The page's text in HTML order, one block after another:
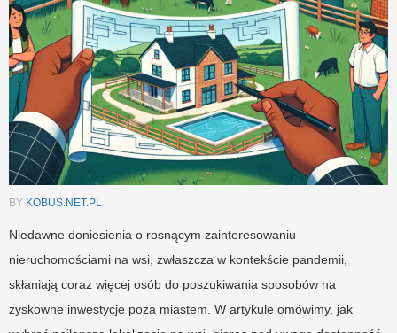
BY KOBUS.NET.PL
Niedawne doniesienia o rosnącym zainteresowaniu
nieruchomościami na wsi, zwłaszcza w kontekście pandemii,
skłaniają coraz więcej osób do poszukiwania sposobów na
zyskowne inwestycje poza miastem. W artykule omówimy, jak